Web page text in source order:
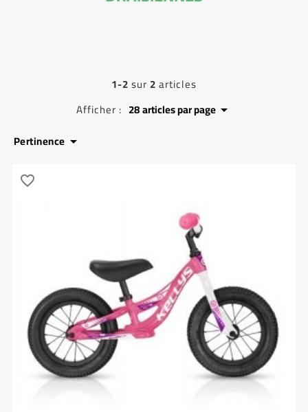
1-2sur 2articles
Afficher : 28articles par page
Pertinence 
favorite_border